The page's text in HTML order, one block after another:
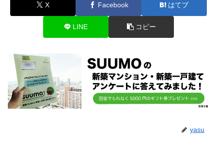
X Facebook はてブ
LINE コピー
yasu